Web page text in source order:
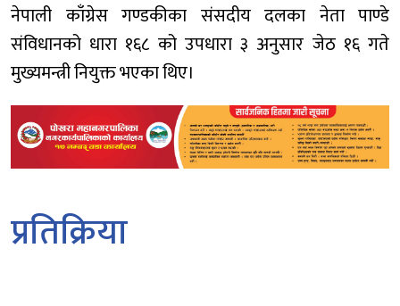
नेपाली काँग्रेस गण्डकीका संसदीय दलका नेता पाण्डे
संविधानको धारा १६८ को उपधारा ३ अनुसार जेठ १६ गते
मुख्यमन्त्री नियुक्त भएका थिए।
प्रतिक्रिया